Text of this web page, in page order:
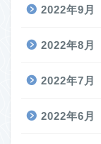
2022年9月
2022年8月
2022年7月
2022年6月